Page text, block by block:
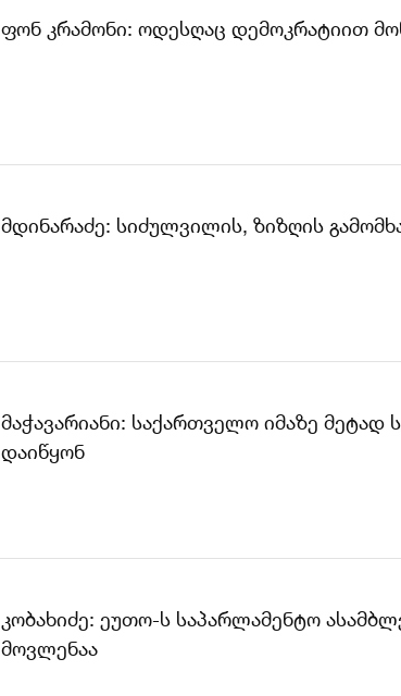
ფონ კრამონი: ოდესღაც დემოკრატიით
მდინარაძე: სიძულვილის, ზიზღის
მაჭავარიანი: საქართველო იმაზე მეტად
დაიწყონ
კობახიძე: ეუთო-ს საპარლამენტო
მოვლენაა